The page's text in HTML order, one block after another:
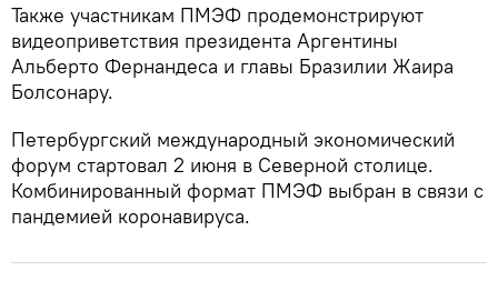
Также участникам ПМЭФ продемонстрируют
видеоприветствия президента Аргентины
Альберто Фернандеса и главы Бразилии Жаира
Болсонару.
Петербургский международный экономический
форум стартовал 2 июня в Северной столице.
Комбинированный формат ПМЭФ выбран в связи с
пандемией коронавируса.